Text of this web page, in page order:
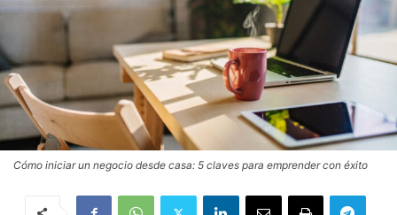
Cómo iniciar un negocio desde casa: 5 claves para emprender con éxito